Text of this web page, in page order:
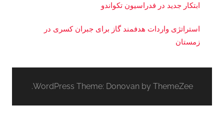
ابتکار جدید در فدراسیون تکواندو
استراتژی واردات هدفمند گاز برای جبران کسری در
زمستان
WordPress Theme: Donovan by ThemeZee.